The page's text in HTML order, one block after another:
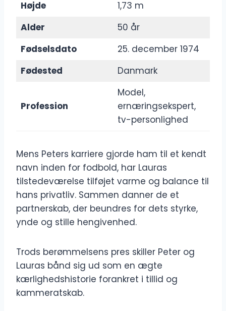
Højde
1,73 m
Alder
50 år
Fødselsdato
25. december 1974
Fødested
Danmark
Profession
Model,
ernæringsekspert,
tv-personlighed
Mens Peters karriere gjorde ham til et kendt
navn inden for fodbold, har Lauras
tilstedeværelse tilføjet varme og balance til
hans privatliv. Sammen danner de et
partnerskab, der beundres for dets styrke,
ynde og stille hengivenhed.
Trods berømmelsens pres skiller Peter og
Lauras bånd sig ud som en ægte
kærlighedshistorie forankret i tillid og
kammeratskab.